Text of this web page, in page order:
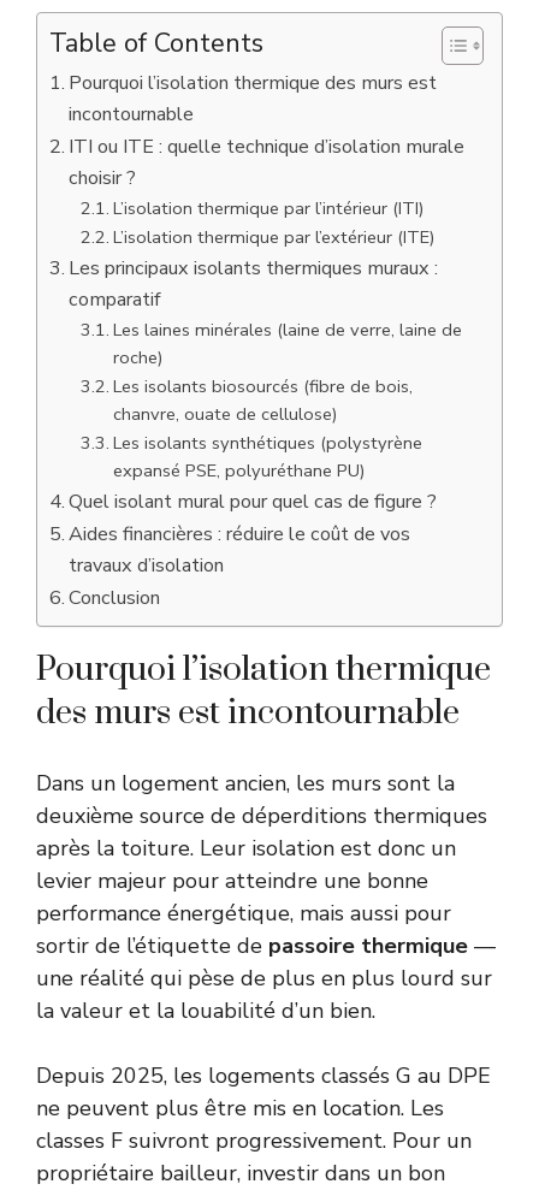
Table of Contents
Pourquoi l’isolation thermique des murs est
incontournable
ITI ou ITE : quelle technique d’isolation murale
choisir ?
L’isolation thermique par l’intérieur (ITI)
L’isolation thermique par l’extérieur (ITE)
Les principaux isolants thermiques muraux :
comparatif
Les laines minérales (laine de verre, laine de
roche)
Les isolants biosourcés (fibre de bois,
chanvre, ouate de cellulose)
Les isolants synthétiques (polystyrène
expansé PSE, polyuréthane PU)
Quel isolant mural pour quel cas de figure ?
Aides financières : réduire le coût de vos
travaux d’isolation
Conclusion
Pourquoi l’isolation thermique
des murs est incontournable
Dans un logement ancien, les murs sont la
deuxième source de déperditions thermiques
après la toiture. Leur isolation est donc un
levier majeur pour atteindre une bonne
performance énergétique, mais aussi pour
sortir de l’étiquette de passoire thermique —
une réalité qui pèse de plus en plus lourd sur
la valeur et la louabilité d’un bien.
Depuis 2025, les logements classés G au DPE
ne peuvent plus être mis en location. Les
classes F suivront progressivement. Pour un
propriétaire bailleur, investir dans un bon